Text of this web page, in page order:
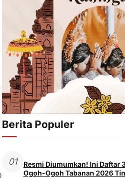
Berita Populer
01
Resmi Diumumkan! Ini Daftar
Ogoh-Ogoh Tabanan 2026